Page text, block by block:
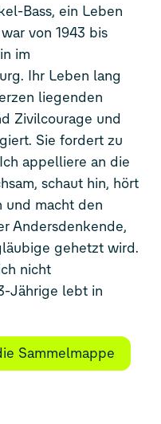
Bass, ein Leben
von 1943 bis
im
Ihr Leben lang
liegenden
Zivilcourage und
Sie fordert zu
appelliere an die
schaut hin, hört
und macht den
Andersdenkende,
gehetzt wird.
nicht
Jährige lebt in
Sammelmappe